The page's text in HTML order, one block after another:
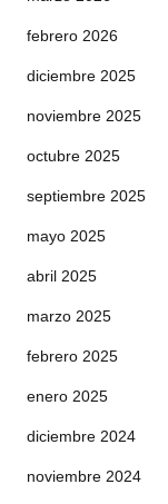
febrero 2026
diciembre 2025
noviembre 2025
octubre 2025
septiembre 2025
mayo 2025
abril 2025
marzo 2025
febrero 2025
enero 2025
diciembre 2024
noviembre 2024